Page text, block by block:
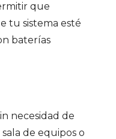
que
tu sistema esté
baterías
necesidad de
de equipos o